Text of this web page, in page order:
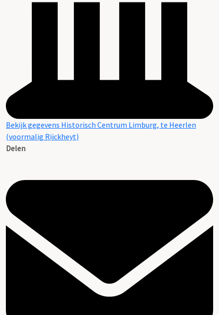
Bekijk gegevens Historisch Centrum Limburg, te Heerlen
(voormalig Rijckheyt)
Delen